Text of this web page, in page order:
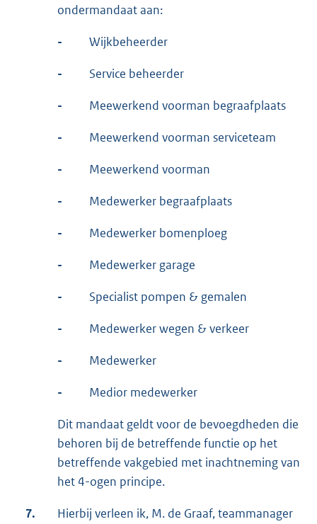
ondermandaat aan:
- Wijkbeheerder
- Service beheerder
- Meewerkend voorman begraafplaats
- Meewerkend voorman serviceteam
- Meewerkend voorman
- Medewerker begraafplaats
- Medewerker bomenploeg
- Medewerker garage
- Specialist pompen & gemalen
- Medewerker wegen & verkeer
- Medewerker
- Medior medewerker
Dit mandaat geldt voor de bevoegdheden die
behoren bij de betreffende functie op het
betreffende vakgebied met inachtneming van
het 4-ogen principe.
7.
Hierbij verleen ik, M. de Graaf, teammanager